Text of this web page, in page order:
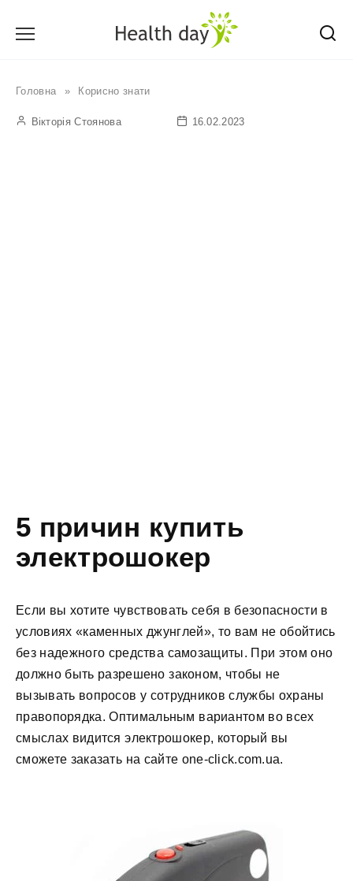
Головна » Корисно знати
Вікторія Стоянова 16.02.2023
5 причин купить
электрошокер
Если вы хотите чувствовать себя в безопасности в
условиях «каменных джунглей», то вам не обойтись
без надежного средства самозащиты. При этом оно
должно быть разрешено законом, чтобы не
вызывать вопросов у сотрудников службы охраны
правопорядка. Оптимальным вариантом во всех
смыслах видится электрошокер, который вы
сможете заказать на сайте one-click.com.ua.